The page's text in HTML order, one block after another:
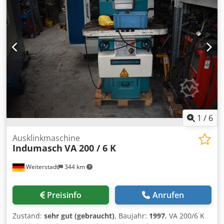
1 / 6
Weiterstadt 344 km
Ausklinkmaschine
Indumasch VA 200 / 6 K
Preisinfo Anrufen
Zustand: sehr gut (gebraucht), Baujahr: 1997, VA 200/6 K